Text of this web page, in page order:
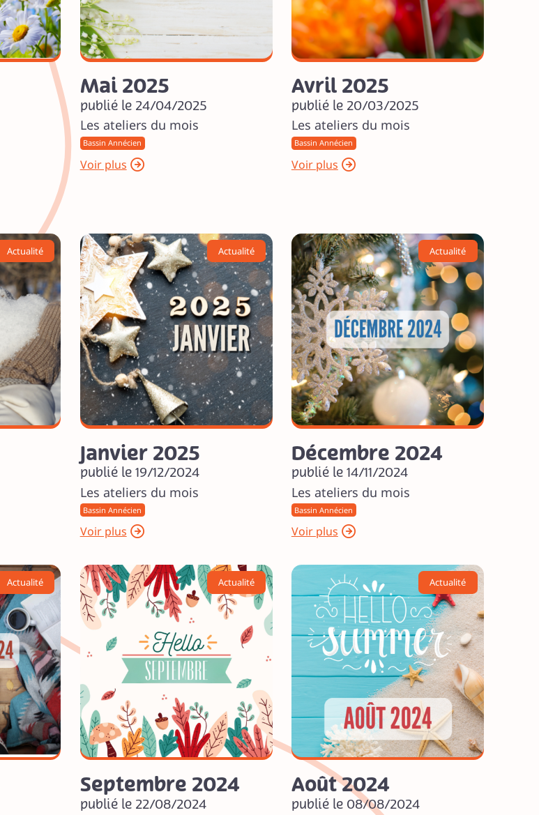
Mai 2025
publié le 24/04/2025
Les ateliers du mois
Bassin Annécien
Voir plus
Avril 2025
publié le 20/03/2025
Les ateliers du mois
Bassin Annécien
Voir plus
Actualité Actualité
Janvier 2025
publié le 19/12/2024
Les ateliers du mois
Bassin Annécien
Voir plus
Actualité
Décembre 2024
publié le 14/11/2024
Les ateliers du mois
Bassin Annécien
Voir plus
Actualité Actualité
Septembre 2024
publié le 22/08/2024
Actualité
Août 2024
publié le 08/08/2024